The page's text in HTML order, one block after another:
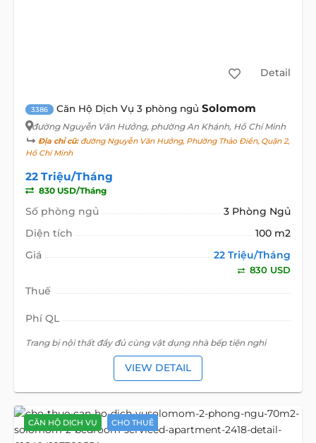
Detail
3386 Căn Hộ Dịch Vụ 3 phòng ngủ Solomom
đường Nguyễn Văn Hưởng, phường An Khánh, Hồ Chí Minh
Địa chỉ cũ:đường Nguyễn Văn Hưởng, Phường Thảo Điền, Quận 2,
Hồ Chí Minh
22 Triệu/Tháng
830 USD/Tháng
Số phòng ngủ
3 Phòng Ngủ
Diện tích
100 m2
Giá
22 Triệu/Tháng
830 USD
Thuế
Phí QL
Trang bị nội thất đầy đủ cùng vật dụng nhà bếp tiện nghi
VIEW DETAIL
CĂN HỘ DỊCH VỤ CHO THUÊ